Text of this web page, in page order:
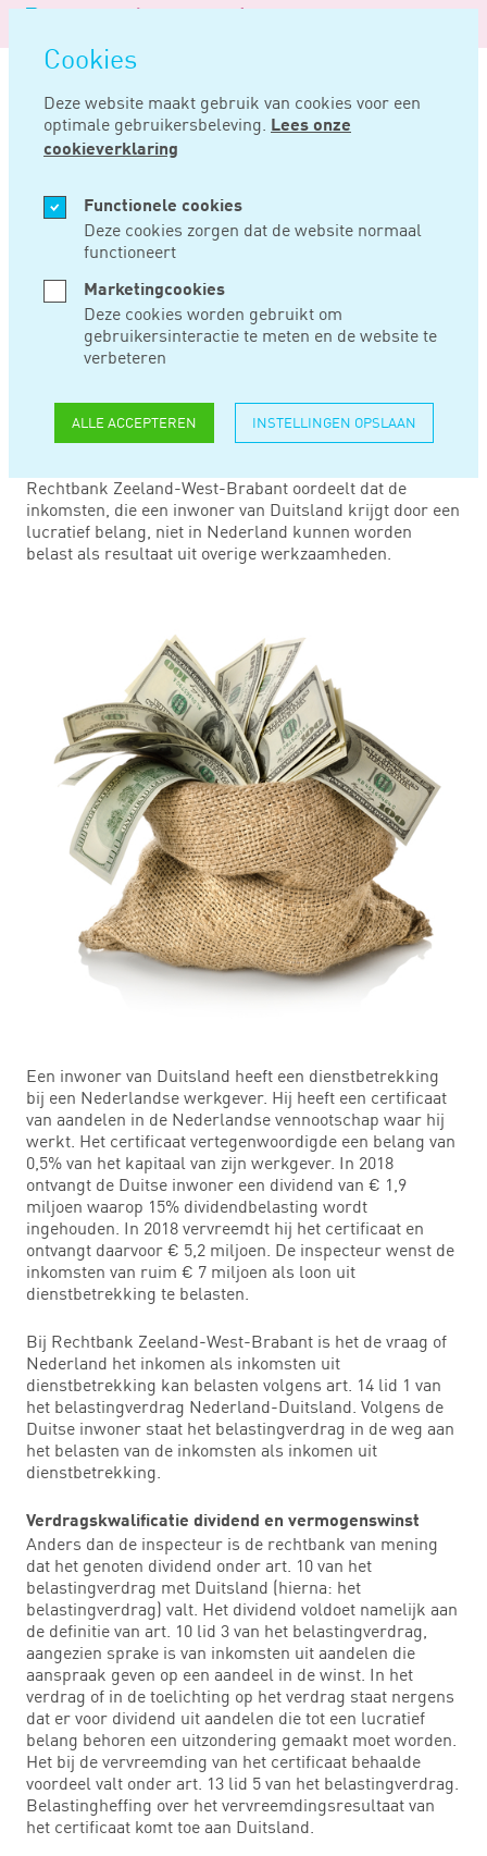
overslaan
Cookies
Deze website maakt gebruik van cookies voor een
optimale gebruikersbeleving. Lees onze
cookieverklaring
Functionele cookies
Deze cookies zorgen dat de website normaal
functioneert
Marketingcookies
Deze cookies worden gebruikt om
gebruikersinteractie te meten en de website te
verbeteren
ALLE ACCEPTEREN INSTELLINGEN OPSLAAN
Logo
Noord
Negentig
Home Nieuws
MRT 20, 2024
LUCRATIEF BELANG
NOG LUCRATIEVER
IN HET
BUITENLAND?
Rechtbank Zeeland-West-Brabant oordeelt dat de
inkomsten, die een inwoner van Duitsland krijgt door een
lucratief belang, niet in Nederland kunnen worden
belast als resultaat uit overige werkzaamheden.
Een inwoner van Duitsland heeft een dienstbetrekking
bij een Nederlandse werkgever. Hij heeft een certificaat
van aandelen in de Nederlandse vennootschap waar hij
werkt. Het certificaat vertegenwoordigde een belang van
0,5% van het kapitaal van zijn werkgever. In 2018
ontvangt de Duitse inwoner een dividend van € 1,9
miljoen waarop 15% dividendbelasting wordt
ingehouden. In 2018 vervreemdt hij het certificaat en
ontvangt daarvoor € 5,2 miljoen. De inspecteur wenst de
inkomsten van ruim € 7 miljoen als loon uit
dienstbetrekking te belasten.
Bij Rechtbank Zeeland-West-Brabant is het de vraag of
Nederland het inkomen als inkomsten uit
dienstbetrekking kan belasten volgens art. 14 lid 1 van
het belastingverdrag Nederland-Duitsland. Volgens de
Duitse inwoner staat het belastingverdrag in de weg aan
het belasten van de inkomsten als inkomen uit
dienstbetrekking.
Verdragskwalificatie dividend en vermogenswinst
Anders dan de inspecteur is de rechtbank van mening
dat het genoten dividend onder art. 10 van het
belastingverdrag met Duitsland (hierna: het
belastingverdrag) valt. Het dividend voldoet namelijk aan
de definitie van art. 10 lid 3 van het belastingverdrag,
aangezien sprake is van inkomsten uit aandelen die
aanspraak geven op een aandeel in de winst. In het
verdrag of in de toelichting op het verdrag staat nergens
dat er voor dividend uit aandelen die tot een lucratief
belang behoren een uitzondering gemaakt moet worden.
Het bij de vervreemding van het certificaat behaalde
voordeel valt onder art. 13 lid 5 van het belastingverdrag.
Belastingheffing over het vervreemdingsresultaat van
het certificaat komt toe aan Duitsland.